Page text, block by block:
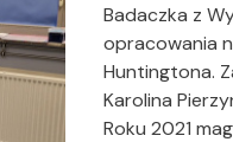
Badaczka z
opracowania
Huntingtona.
Karolina
Roku 2021